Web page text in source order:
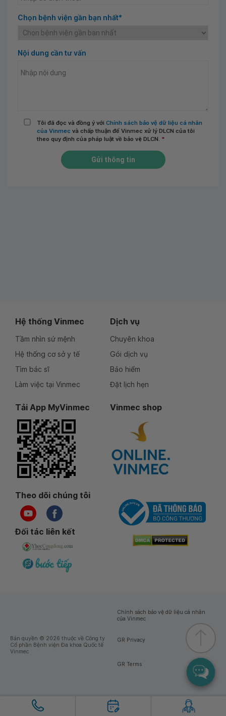
Chọn bệnh viện gần bạn nhất*
Nội dung cần tư vấn
Tôi đã đọc và đồng ý với Chính sách bảo vệ dữ liệu cá nhân
của Vinmec và chấp thuận để Vinmec xử lý DLCN của tôi
theo quy định của pháp luật về bảo vệ DLCN. *
Gửi thông tin
Hệ thống Vinmec
Tầm nhìn sứ mệnh
Hệ thống cơ sở y tế
Tìm bác sĩ
Làm việc tại Vinmec
Dịch vụ
Chuyên khoa
Gói dịch vụ
Bảo hiểm
Đặt lịch hẹn
Tải App MyVinmec Vinmec shop
Theo dõi chúng tôi
Đối tác liên kết
Bản quyền © 2026 thuộc về Công ty
Cổ phần Bệnh viện Đa khoa Quốc tế
Vinmec
Chính sách bảo vệ dữ liệu cá nhân
của Vinmec
GR Privacy
GR Terms